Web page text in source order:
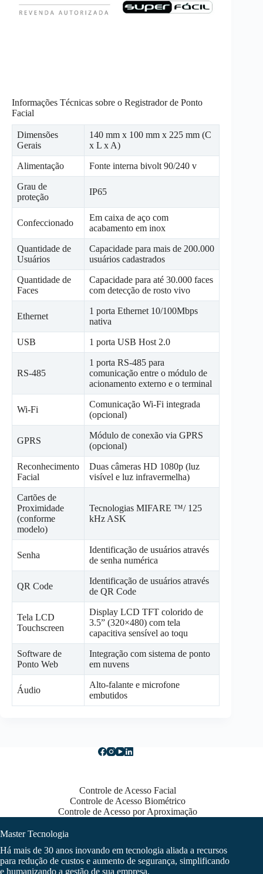
Informações Técnicas sobre o Registrador de Ponto
Facial
Dimensões
Gerais
140 mm x 100 mm x 225 mm (C
x L x A)
Alimentação Fonte interna bivolt 90/240 v
Grau de
proteção
IP65
Confeccionado
Em caixa de aço com
acabamento em inox
Quantidade de
Usuários
Capacidade para mais de 200.000
usuários cadastrados
Quantidade de
Faces
Capacidade para até 30.000 faces
com detecção de rosto vivo
Ethernet
1 porta Ethernet 10/100Mbps
nativa
USB 1 porta USB Host 2.0
RS-485
1 porta RS-485 para
comunicação entre o módulo de
acionamento externo e o terminal
Wi-Fi
Comunicação Wi-Fi integrada
(opcional)
GPRS
Módulo de conexão via GPRS
(opcional)
Reconhecimento
Facial
Duas câmeras HD 1080p (luz
visível e luz infravermelha)
Cartões de
Proximidade
(conforme
modelo)
Tecnologias MIFARE ™/ 125
kHz ASK
Senha
Identificação de usuários através
de senha numérica
QR Code
Identificação de usuários através
de QR Code
Tela LCD
Touchscreen
Display LCD TFT colorido de
3.5” (320×480) com tela
capacitiva sensível ao toqu
Software de
Ponto Web
Integração com sistema de ponto
em nuvens
Áudio
Alto-falante e microfone
embutidos
Controle de Acesso Facial
Controle de Acesso Biométrico
Controle de Acesso por Aproximação
Master Tecnologia
Há mais de 30 anos inovando em tecnologia aliada a recursos
para redução de custos e aumento de segurança, simplificando
e humanizando a gestão de sua empresa.